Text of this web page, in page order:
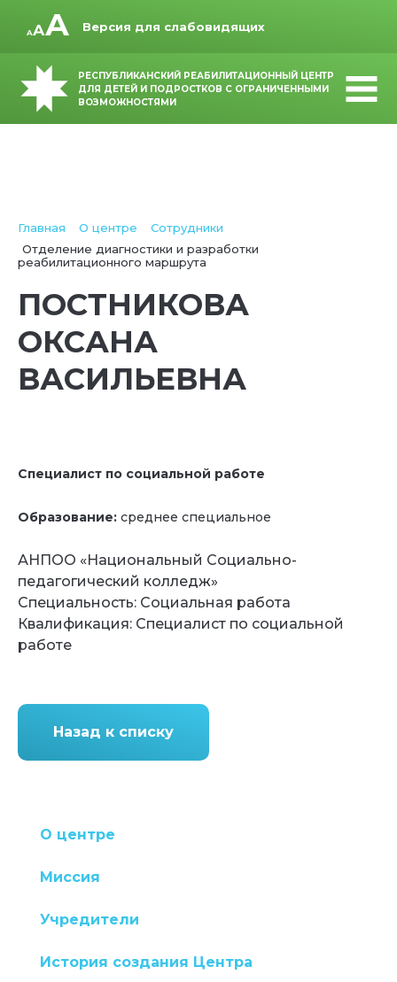
Версия для слабовидящих
РЕСПУБЛИКАНСКИЙ РЕАБИЛИТАЦИОННЫЙ ЦЕНТР
ДЛЯ ДЕТЕЙ И ПОДРОСТКОВ С ОГРАНИЧЕННЫМИ
ВОЗМОЖНОСТЯМИ
Главная О центре
Сотрудники
Отделение диагностики и разработки
реабилитационного маршрута
ПОСТНИКОВА
ОКСАНА
ВАСИЛЬЕВНА
Специалист по социальной работе
Образование: среднее специальное
АНПОО «Национальный Социально-
педагогический колледж»
Специальность: Социальная работа
Квалификация: Специалист по социальной
работе
Назад к списку
О центре
Миссия
Учредители
История создания Центра